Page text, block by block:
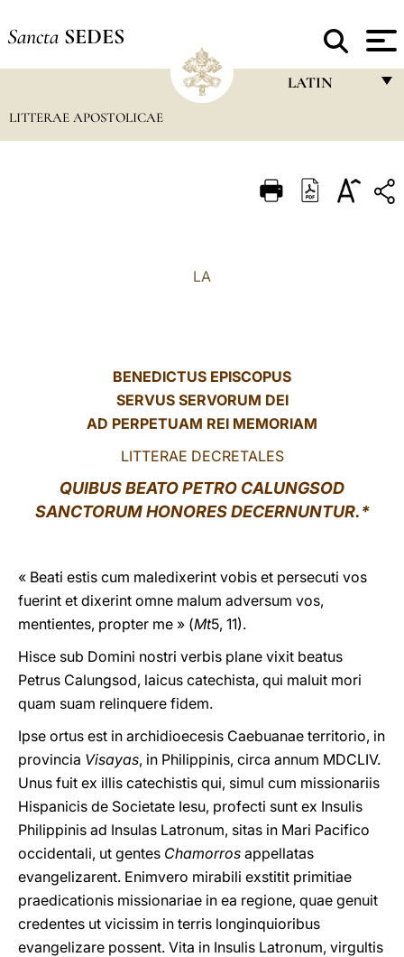
Sancta SEDES
LATIN
ITALIANO
中文
LATINE
LITTERAE APOSTOLICAE
LA
BENEDICTUS EPISCOPUS
SERVUS SERVORUM DEI
AD PERPETUAM REI MEMORIAM
LITTERAE DECRETALES
QUIBUS BEATO PETRO CALUNGSOD
SANCTORUM HONORES DECERNUNTUR.*
« Beati estis cum maledixerint vobis et persecuti vos
fuerint et dixerint omne malum adversum vos,
mentientes, propter me » (Mt5, 11).
Hisce sub Domini nostri verbis plane vixit beatus
Petrus Calungsod, laicus catechista, qui maluit mori
quam suam relinquere fidem.
Ipse ortus est in archidioecesis Caebuanae territorio, in
provincia Visayas, in Philippinis, circa annum MDCLIV.
Unus fuit ex illis catechistis qui, simul cum missionariis
Hispanicis de Societate Iesu, profecti sunt ex Insulis
Philippinis ad Insulas Latronum, sitas in Mari Pacifico
occidentali, ut gentes Chamorros appellatas
evangelizarent. Enimvero mirabili exstitit primitiae
praedicationis missionariae in ea regione, quae genuit
credentes ut vicissim in terris longinquioribus
evangelizare possent. Vita in Insulis Latronum, virgultis